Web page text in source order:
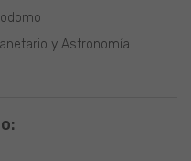
y Astronomía